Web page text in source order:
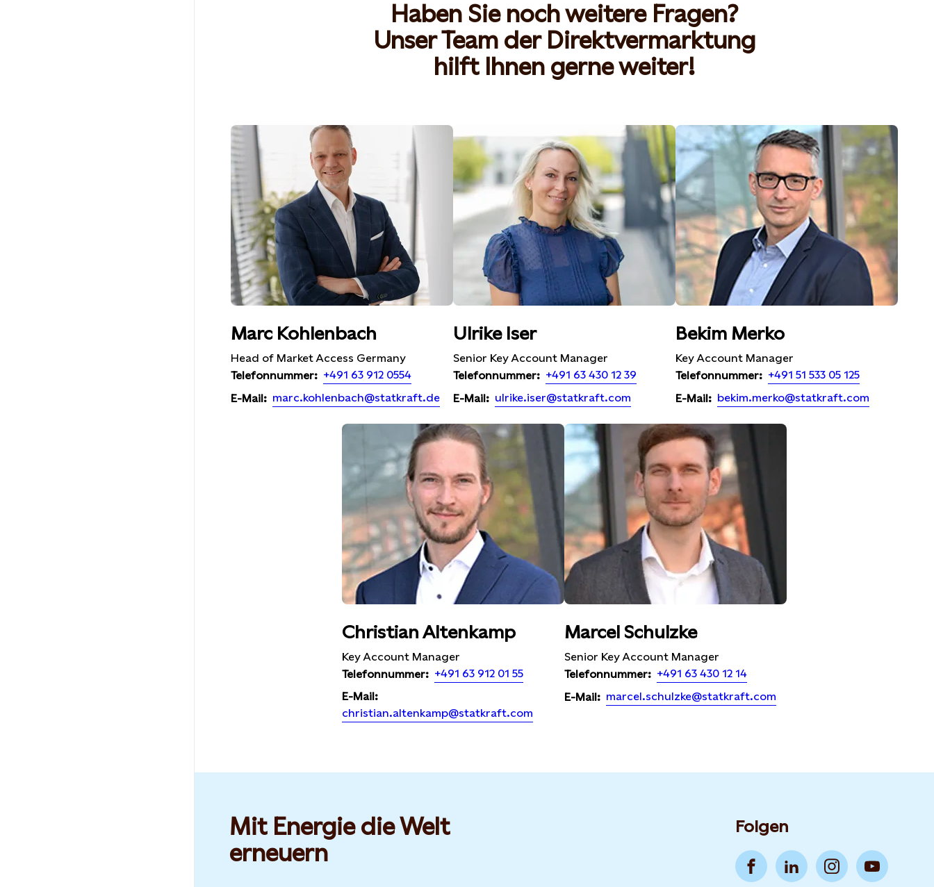
Haben Sie noch weitere Fragen?
Unser Team der Direktvermarktung
hilft Ihnen gerne weiter!
Marc Kohlenbach
Head of Market Access Germany
Telefonnummer: +491 63 912 0554
E-Mail: marc.kohlenbach@statkraft.de
Ulrike Iser
Senior Key Account Manager
Telefonnummer: +491 63 430 12 39
E-Mail: ulrike.iser@statkraft.com
Bekim Merko
Key Account Manager
Telefonnummer: +491 51 533 05 125
E-Mail: bekim.merko@statkraft.com
Christian Altenkamp
Key Account Manager
Telefonnummer: +491 63 912 01 55
E-Mail:
christian.altenkamp@statkraft.com
Marcel Schulzke
Senior Key Account Manager
Telefonnummer: +491 63 430 12 14
E-Mail: marcel.schulzke@statkraft.com
Mit Energie die Welt
erneuern
Folgen